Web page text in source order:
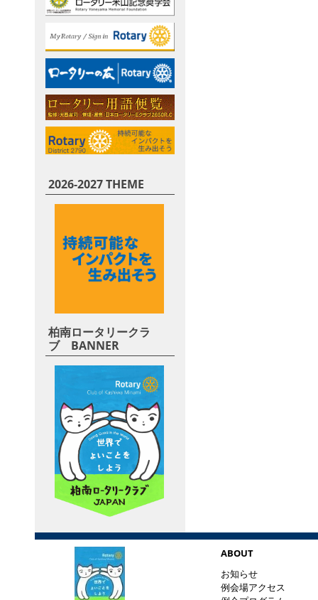
2026-2027 THEME
柏南ロータリークラ
ブ BANNER
ABOUT
お知らせ
例会場アクセス